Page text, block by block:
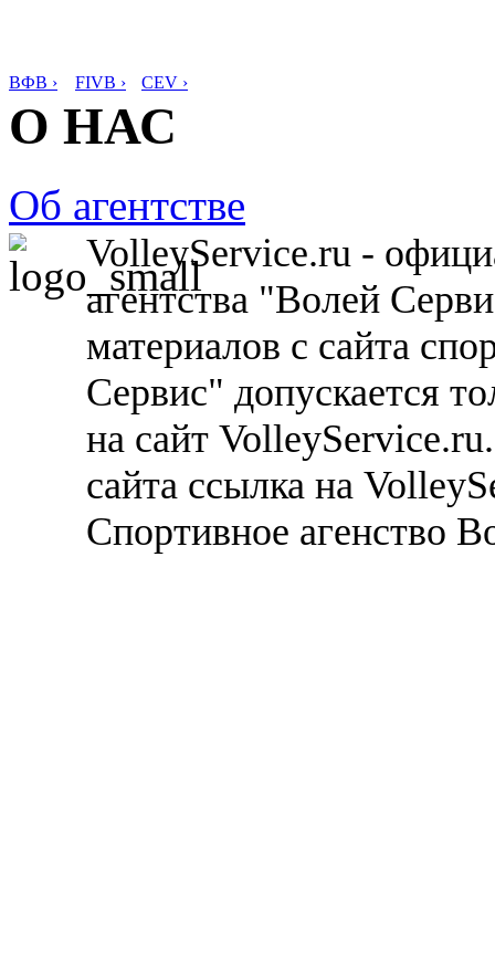
ВФВ › FIVB › CEV ›
О НАС
Об агентстве
VolleyService.ru -
агентства "Волей
материалов с сайта
Сервис" допускается
на сайт
сайта ссылка на
Спортивное агенство